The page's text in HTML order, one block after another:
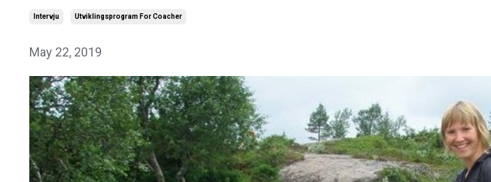
Intervju Utviklingsprogram For Coacher
May 22, 2019